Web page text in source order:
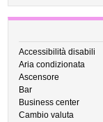
Accessibilità disabili
Aria condizionata
Ascensore
Bar
Business center
Cambio valuta